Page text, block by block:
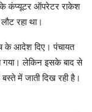
के कंप्यूटर ऑपरेटर राकेश
रहा था।
के आदेश दिए। पंचायत
गया। लेकिन इसके बाद से
में जाती दिख रही है।